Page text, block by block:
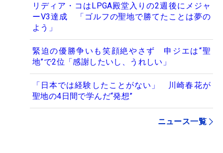
リディア・コはLPGA殿堂入りの2週後にメジャ
ーV3達成 「ゴルフの聖地で勝てたことは夢の
よう」
緊迫の優勝争いも笑顔絶やさず 申ジエは“聖
地”で2位「感謝したいし、うれしい」
「日本では経験したことがない」 川崎春花が
聖地の4日間で学んだ“発想”
ニュース一覧